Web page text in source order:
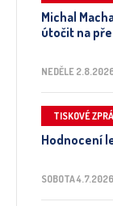
Michal
útočit na
NEDĚLE
TISKOVÉ
Hodnocení
SOBOTA 4.7.2026